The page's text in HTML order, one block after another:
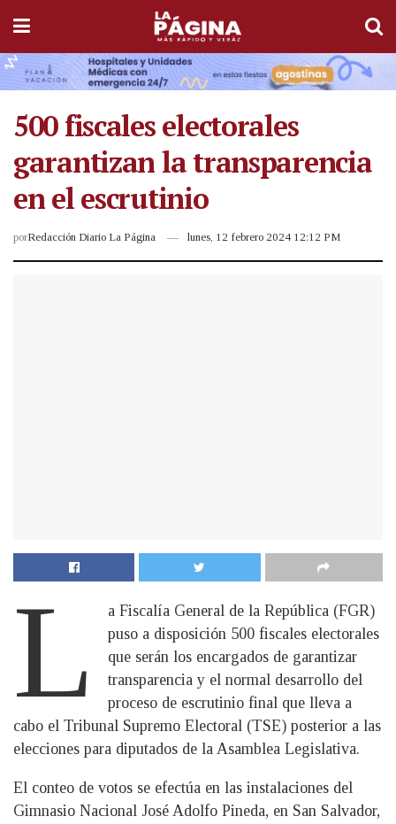
500 fiscales electorales
garantizan la transparencia
en el escrutinio
porRedacción Diario La Página lunes, 12 febrero 2024 12:12 PM
L
a Fiscalía General de la República (FGR)
puso a disposición 500 fiscales electorales
que serán los encargados de garantizar
transparencia y el normal desarrollo del
proceso de escrutinio final que lleva a
cabo el Tribunal Supremo Electoral (TSE) posterior a las
elecciones para diputados de la Asamblea Legislativa.
El conteo de votos se efectúa en las instalaciones del
Gimnasio Nacional José Adolfo Pineda, en San Salvador,